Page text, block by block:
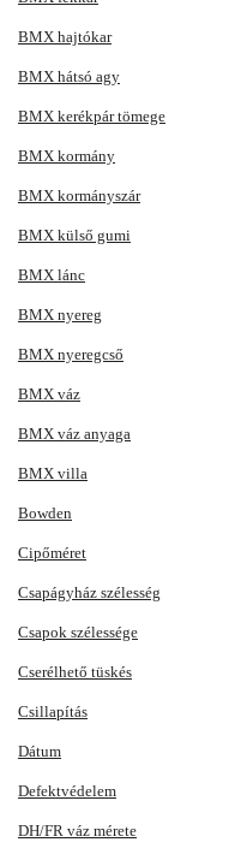
BMX hajtókar
BMX hátsó agy
BMX kerékpár tömege
BMX kormány
BMX kormányszár
BMX külső gumi
BMX lánc
BMX nyereg
BMX nyeregcső
BMX váz
BMX váz anyaga
BMX villa
Bowden
Cipőméret
Csapágyház szélesség
Csapok szélessége
Cserélhető tüskés
Csillapítás
Dátum
Defektvédelem
DH/FR váz mérete